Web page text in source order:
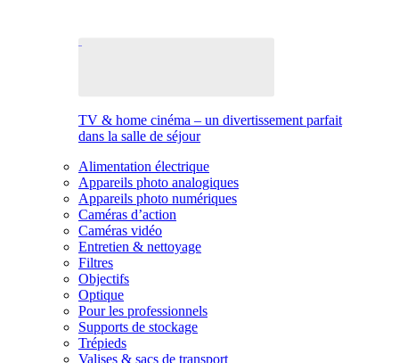
TV & home cinéma – un divertissement parfait
dans la salle de séjour
Alimentation électrique
Appareils photo analogiques
Appareils photo numériques
Caméras d’action
Caméras vidéo
Entretien & nettoyage
Filtres
Objectifs
Optique
Pour les professionnels
Supports de stockage
Trépieds
Valises & sacs de transport